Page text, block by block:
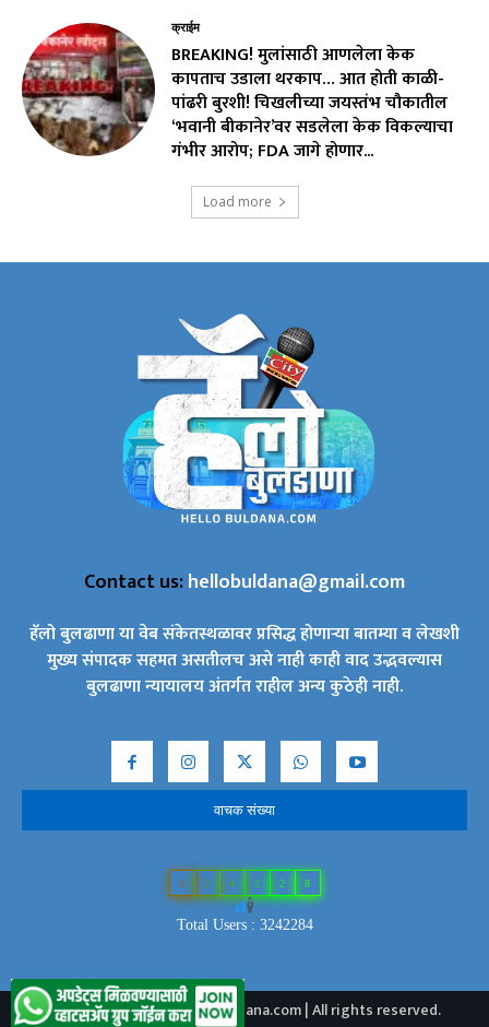
क्राईम
BREAKING! मुलांसाठी आणलेला केक
कापताच उडाला थरकाप… आत होती काळी-
पांढरी बुरशी! चिखलीच्या जयस्तंभ चौकातील
‘भवानी बीकानेर’वर सडलेला केक विकल्याचा
गंभीर आरोप; FDA जागे होणार...
Load more
Contact us:hellobuldana@gmail.com
हॅलो बुलढाणा या वेब संकेतस्थळावर प्रसिद्ध होणाऱ्या बातम्या व लेखशी
मुख्य संपादक सहमत असतीलच असे नाही काही वाद उद्भवल्यास
बुलढाणा न्यायालय अंतर्गत राहील अन्य कुठेही नाही.
वाचक संख्या
3 2 4 2 2 8
Total Users : 3242284
2024 © Copyright - Hellobuldana.com | All rights reserved.